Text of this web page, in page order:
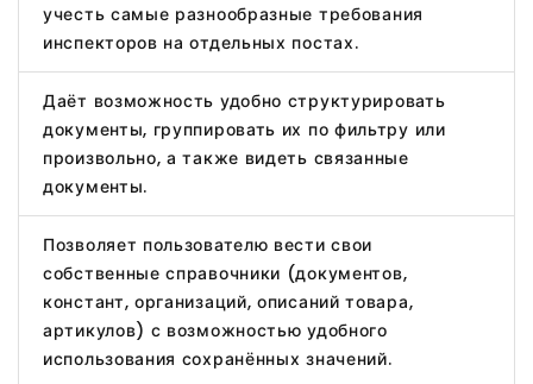
учесть самые разнообразные требования
инспекторов на отдельных постах.
Даёт возможность удобно структурировать
документы, группировать их по фильтру или
произвольно, а также видеть связанные
документы.
Позволяет пользователю вести свои
собственные справочники (документов,
констант, организаций, описаний товара,
артикулов) с возможностью удобного
использования сохранённых значений.